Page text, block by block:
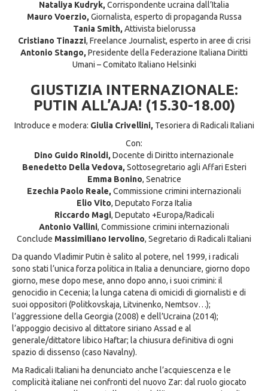
Nataliya Kudryk, Corrispondente ucraina dall’Italia
Mauro Voerzio, Giornalista, esperto di propaganda Russa
Tania Smith, Attivista bielorussa
Cristiano Tinazzi, Freelance Journalist, esperto in aree di crisi
Antonio Stango, Presidente della Federazione Italiana Diritti
Umani – Comitato Italiano Helsinki
GIUSTIZIA INTERNAZIONALE:
PUTIN ALL’AJA! (15.30-18.00)
Introduce e modera: Giulia Crivellini, Tesoriera di Radicali Italiani
Con:
Dino Guido Rinoldi, Docente di Diritto internazionale
Benedetto Della Vedova, Sottosegretario agli Affari Esteri
Emma Bonino, Senatrice
Ezechia Paolo Reale, Commissione crimini internazionali
Elio Vito, Deputato Forza Italia
Riccardo Magi, Deputato +Europa/Radicali
Antonio Vallini, Commissione crimini internazionali
Conclude Massimiliano Iervolino, Segretario di Radicali Italiani
Da quando Vladimir Putin è salito al potere, nel 1999, i radicali
sono stati l’unica forza politica in Italia a denunciare, giorno dopo
giorno, mese dopo mese, anno dopo anno, i suoi crimini: il
genocidio in Cecenia; la lunga catena di omicidi di giornalisti e di
suoi oppositori (Politkovskaja, Litvinenko, Nemtsov…);
l’aggressione della Georgia (2008) e dell’Ucraina (2014);
l’appoggio decisivo al dittatore siriano Assad e al
generale/dittatore libico Haftar; la chiusura definitiva di ogni
spazio di dissenso (caso Navalny).
Ma Radicali Italiani ha denunciato anche l’acquiescenza e le
complicità italiane nei confronti del nuovo Zar: dal ruolo giocato